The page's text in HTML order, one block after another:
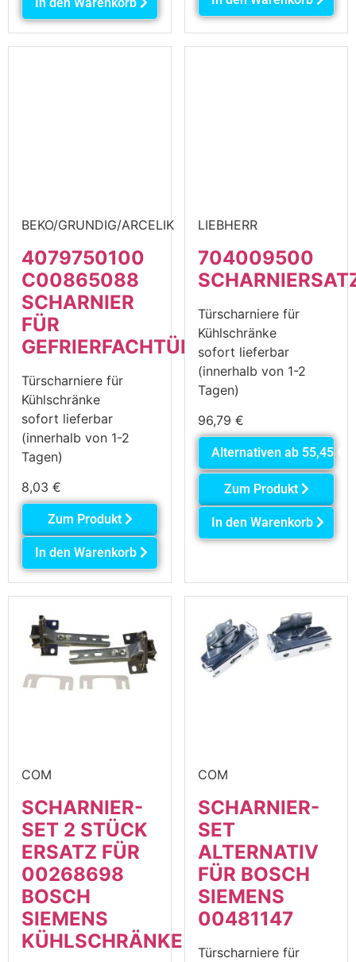
BEKO/GRUNDIG/ARCELIK
4079750100
C00865088
SCHARNIER
FÜR
GEFRIERFACHTÜR
Türscharniere für
Kühlschränke
sofort lieferbar
(innerhalb von 1-2
Tagen)
8,03 €
Zum Produkt
In den Warenkorb
LIEBHERR
704009500
Türscharniere für
Kühlschränke
sofort lieferbar
(innerhalb von 1-2
Tagen)
96,79 €
Alternativen ab 55,45
Zum Produkt
In den Warenkorb
COM
SCHARNIER-
SET 2 STÜCK
ERSATZ FÜR
00268698
BOSCH
SIEMENS
KÜHLSCHRÄNKE
COM
SCHARNIER-
SET
ALTERNATIV
FÜR BOSCH
SIEMENS
00481147
Türscharniere für